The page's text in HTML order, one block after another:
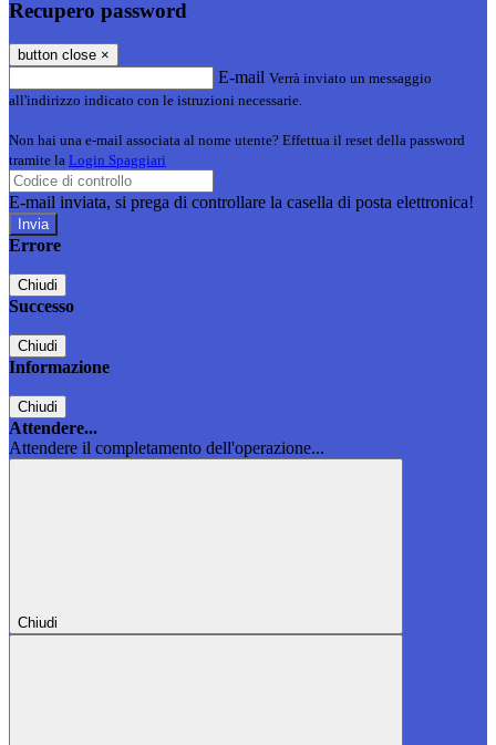
Recupero password
button close ×
E-mail Verrà inviato un messaggio
all'indirizzo indicato con le istruzioni necessarie.
Non hai una e-mail associata al nome utente? Effettua il reset della password
tramite la Login Spaggiari
E-mail inviata, si prega di controllare la casella di posta elettronica!
Errore
Chiudi
Successo
Chiudi
Informazione
Chiudi
Attendere...
Attendere il completamento dell'operazione...
Chiudi